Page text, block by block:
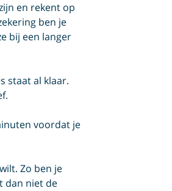
en rekent op
ben je
bij een langer
staat al klaar.
voordat je
Zo ben je
dan niet de